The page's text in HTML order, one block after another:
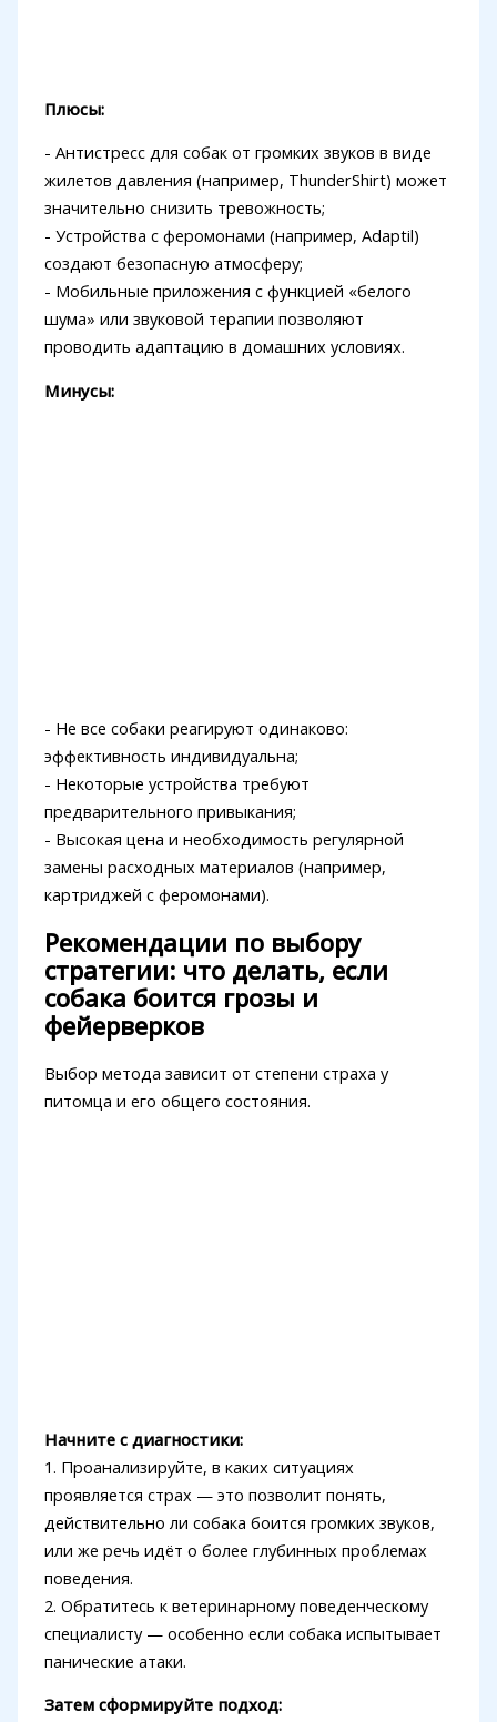
Плюсы:
- Антистресс для собак от громких звуков в виде
жилетов давления (например, ThunderShirt) может
значительно снизить тревожность;
- Устройства с феромонами (например, Adaptil)
создают безопасную атмосферу;
- Мобильные приложения с функцией «белого
шума» или звуковой терапии позволяют
проводить адаптацию в домашних условиях.
Минусы:
- Не все собаки реагируют одинаково:
эффективность индивидуальна;
- Некоторые устройства требуют
предварительного привыкания;
- Высокая цена и необходимость регулярной
замены расходных материалов (например,
картриджей с феромонами).
Рекомендации по выбору
стратегии: что делать, если
собака боится грозы и
фейерверков
Выбор метода зависит от степени страха у
питомца и его общего состояния.
Начните с диагностики:
1. Проанализируйте, в каких ситуациях
проявляется страх — это позволит понять,
действительно ли собака боится громких звуков,
или же речь идёт о более глубинных проблемах
поведения.
2. Обратитесь к ветеринарному поведенческому
специалисту — особенно если собака испытывает
панические атаки.
Затем сформируйте подход: